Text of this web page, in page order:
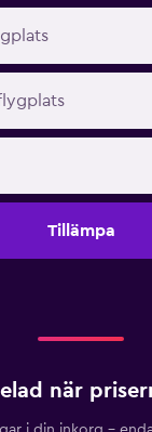
Tillämpa
när